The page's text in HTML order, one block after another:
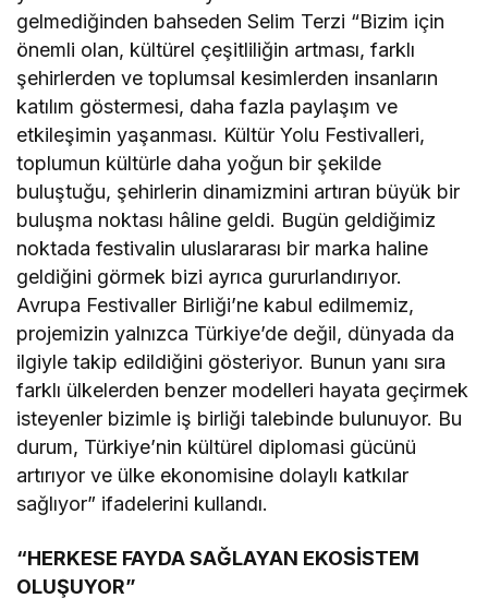
gelmediğinden bahseden Selim Terzi “Bizim için
önemli olan, kültürel çeşitliliğin artması, farklı
şehirlerden ve toplumsal kesimlerden insanların
katılım göstermesi, daha fazla paylaşım ve
etkileşimin yaşanması. Kültür Yolu Festivalleri,
toplumun kültürle daha yoğun bir şekilde
buluştuğu, şehirlerin dinamizmini artıran büyük bir
buluşma noktası hâline geldi. Bugün geldiğimiz
noktada festivalin uluslararası bir marka haline
geldiğini görmek bizi ayrıca gururlandırıyor.
Avrupa Festivaller Birliği’ne kabul edilmemiz,
projemizin yalnızca Türkiye’de değil, dünyada da
ilgiyle takip edildiğini gösteriyor. Bunun yanı sıra
farklı ülkelerden benzer modelleri hayata geçirmek
isteyenler bizimle iş birliği talebinde bulunuyor. Bu
durum, Türkiye’nin kültürel diplomasi gücünü
artırıyor ve ülke ekonomisine dolaylı katkılar
sağlıyor” ifadelerini kullandı.
“HERKESE FAYDA SAĞLAYAN EKOSİSTEM
OLUŞUYOR”